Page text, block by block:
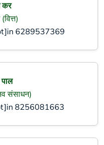
कर
6289537369
संसाधन)
8256081663